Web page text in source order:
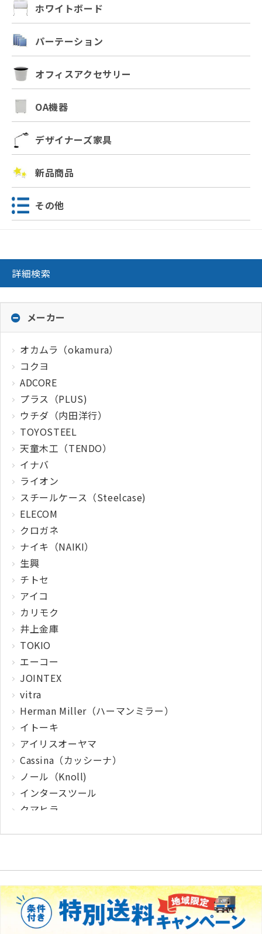
ホワイトボード
パーテーション
オフィスアクセサリー
OA機器
デザイナーズ家具
新品商品
その他
詳細検索
メーカー
オカムラ（okamura）
コクヨ
ADCORE
プラス（PLUS)
ウチダ（内田洋行）
TOYOSTEEL
天童木工（TENDO）
イナバ
ライオン
スチールケース（Steelcase)
ELECOM
クロガネ
ナイキ（NAIKI）
生興
チトセ
アイコ
カリモク
井上金庫
TOKIO
エーコー
JOINTEX
vitra
Herman Miller（ハーマンミラー）
イトーキ
アイリスオーヤマ
Cassina（カッシーナ）
ノール（Knoll)
インタースツール
クマヒラ
その他メーカー